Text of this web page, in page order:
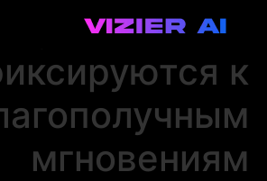
индивиды
к
мгновениям